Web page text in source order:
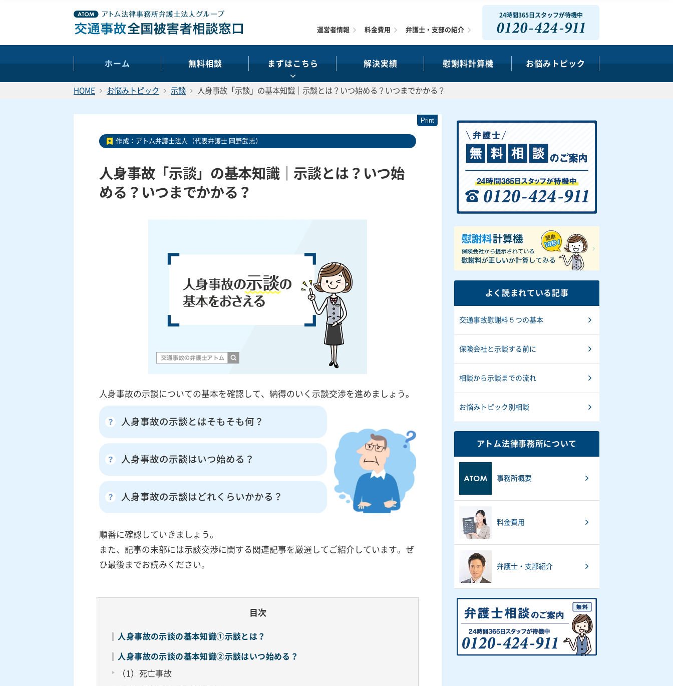
24時間365日スタッフが待機中
0120-424-911
ホーム 無料相談 まずはこちら 解決実績 慰謝料計算機 お悩みトピック
運営者情報 料金費用 弁護士・支部の紹介
HOME お悩みトピック 示談 人身事故「示談」の基本知識｜示談とは？いつ始める？いつまでかかる？
作成： アトム弁護士法人（代表弁護士 岡野武志）
人身事故「示談」の基本知識｜示談とは？いつ始
める？いつまでかかる？
人身事故の示談についての基本を確認して、納得のいく示談交渉を進めましょう。
人身事故の示談とはそもそも何？
人身事故の示談はいつ始める？
人身事故の示談はどれくらいかかる？
順番に確認していきましょう。
また、記事の末部には示談交渉に関する関連記事を厳選してご紹介しています。ぜ
ひ最後までお読みください。
目次
人身事故の示談の基本知識①示談とは？
人身事故の示談の基本知識②示談はいつ始める？
（1）死亡事故
よく読まれている記事
交通事故慰謝料５つの基本
保険会社と示談する前に
相談から示談までの流れ
お悩みトピック別相談
アトム法律事務所について
事務所概要
料金費用
弁護士・支部紹介